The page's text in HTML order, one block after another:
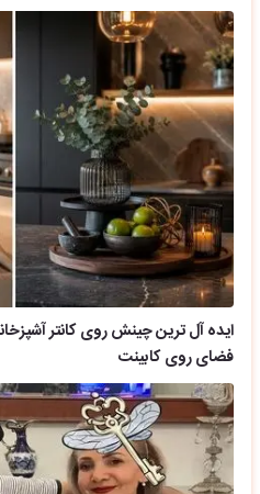
ایده آل ترین چینش روی کانتر
فضای روی کابینت